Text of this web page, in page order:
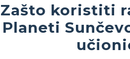
Zašto koristiti
Planeti